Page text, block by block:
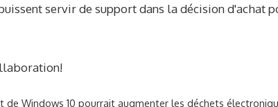
servir de support dans la décision d'achat
Windows 10 pourrait augmenter les déchets